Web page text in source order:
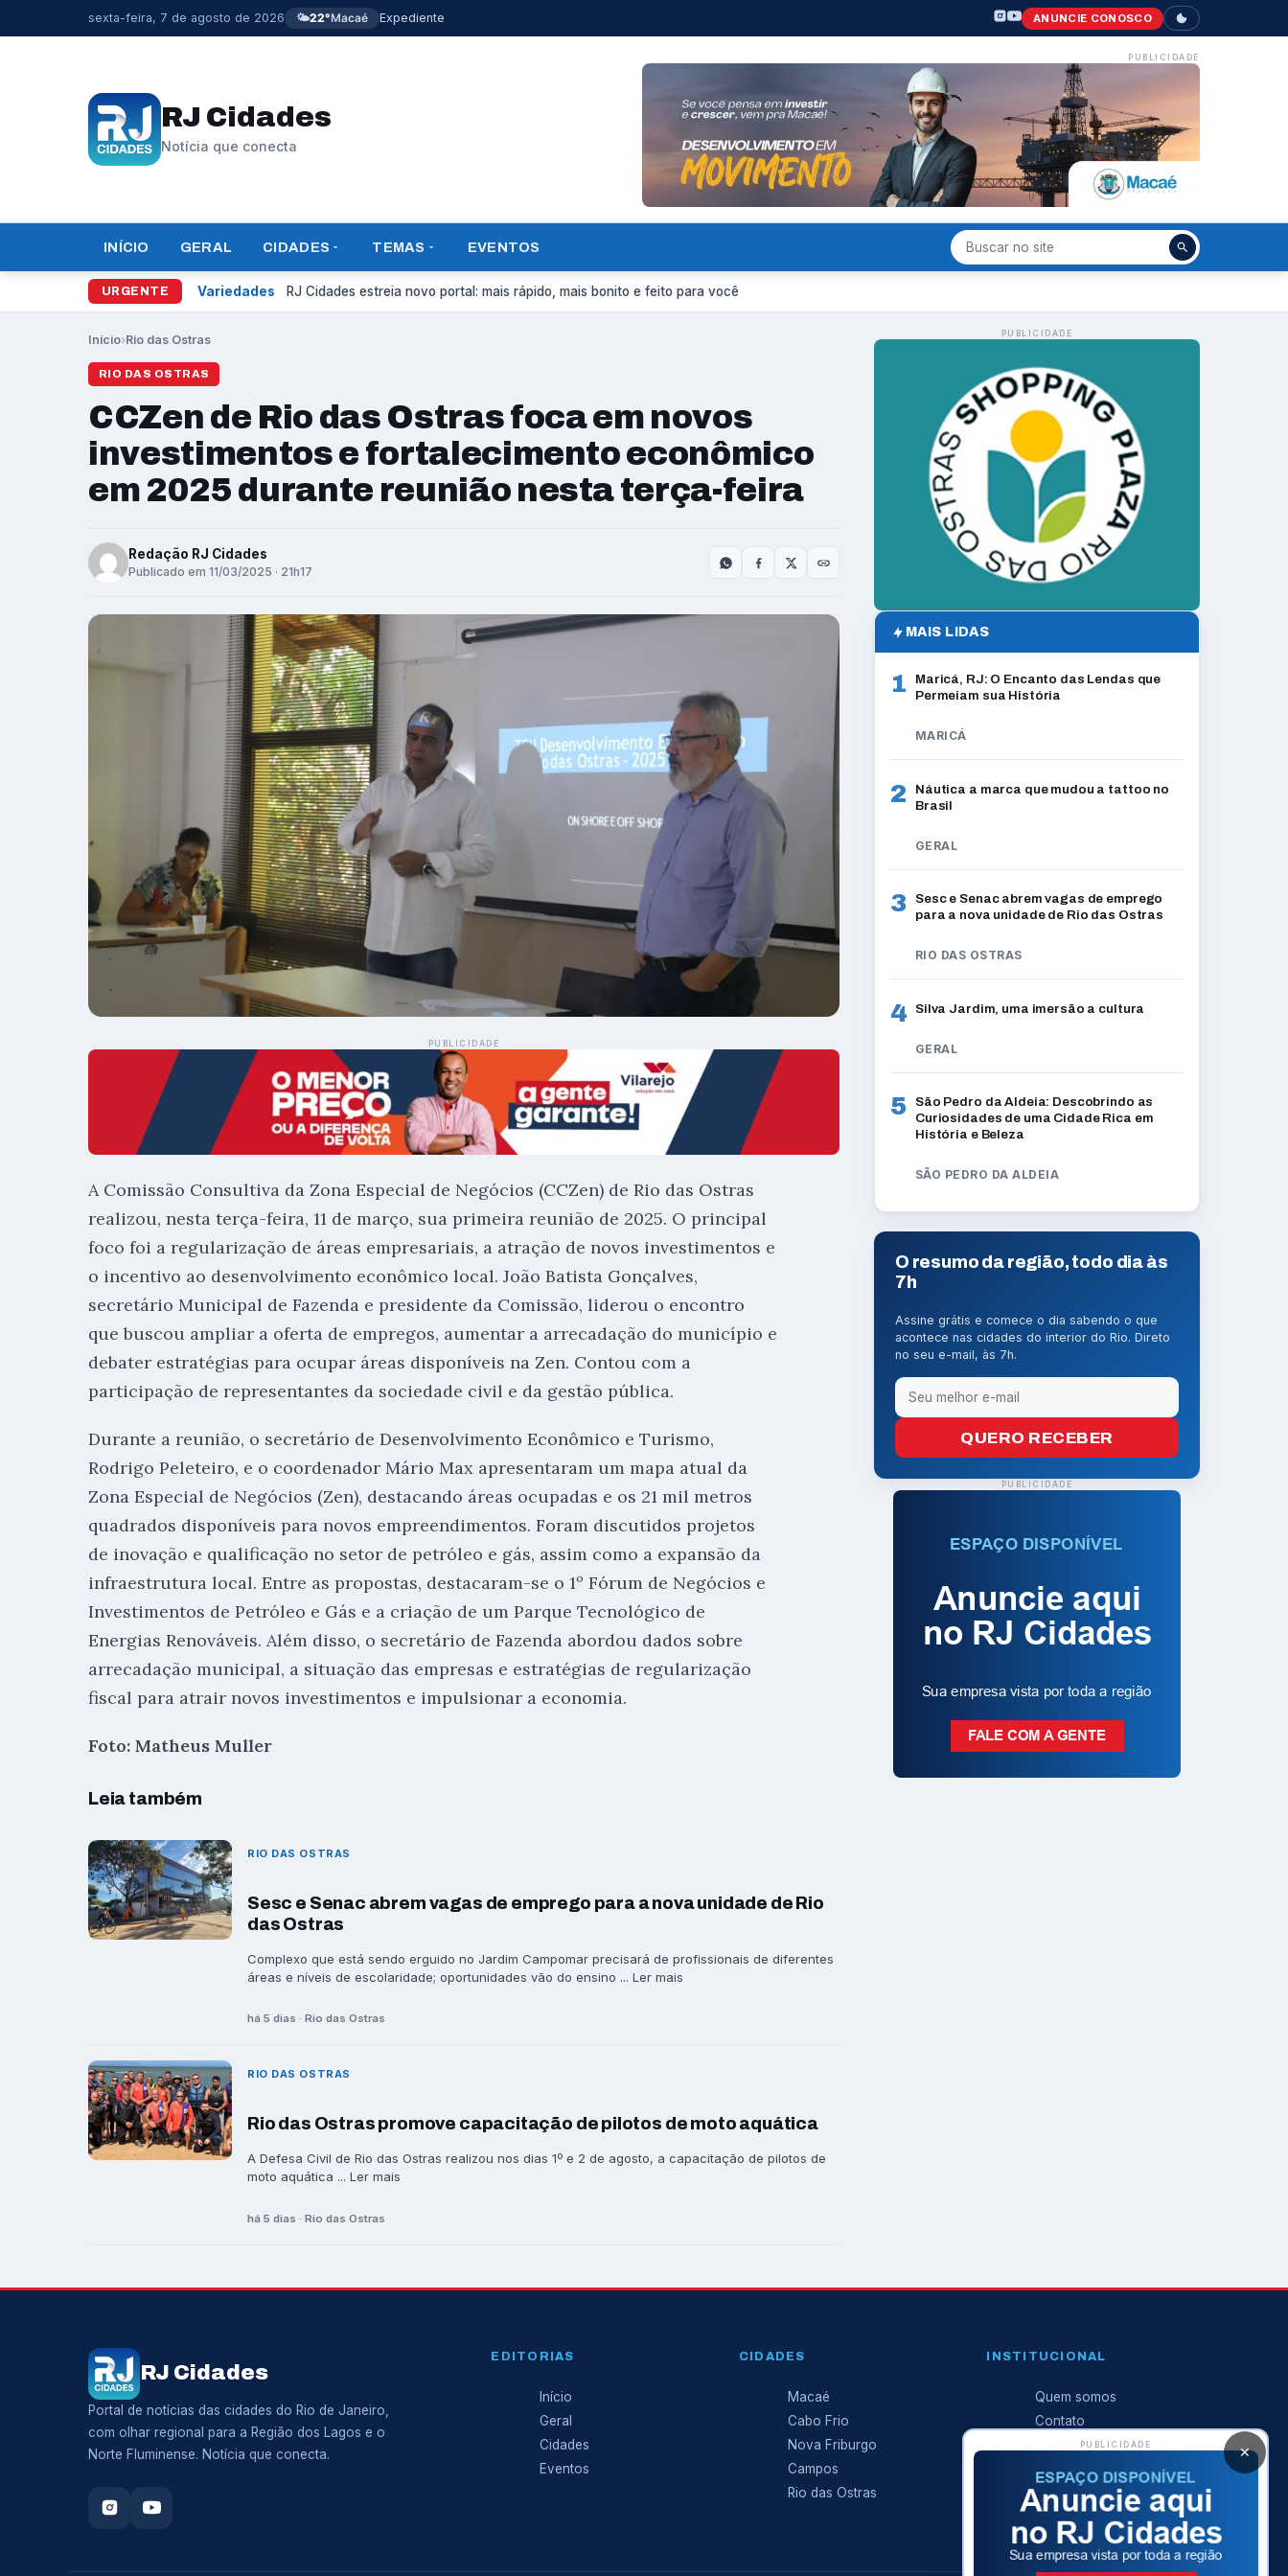
sexta-feira, 7 de agosto de 2026 🌤️22°Macaé Expediente ANUNCIE CONOSCO
RJ Cidades
Notícia que conecta
PUBLICIDADE
INÍCIO GERAL CIDADES TEMAS EVENTOS
URGENTE Variedades RJ Cidades estreia novo portal: mais rápido, mais bonito e feito para você
Início›Rio das Ostras
RIO DAS OSTRAS
CCZen de Rio das Ostras foca em novos
investimentos e fortalecimento econômico
em 2025 durante reunião nesta terça-feira
Redação RJ Cidades
Publicado em 11/03/2025 · 21h17
PUBLICIDADE
A Comissão Consultiva da Zona Especial de Negócios (CCZen) de Rio das Ostras
realizou, nesta terça-feira, 11 de março, sua primeira reunião de 2025. O principal
foco foi a regularização de áreas empresariais, a atração de novos investimentos e
o incentivo ao desenvolvimento econômico local. João Batista Gonçalves,
secretário Municipal de Fazenda e presidente da Comissão, liderou o encontro
que buscou ampliar a oferta de empregos, aumentar a arrecadação do município e
debater estratégias para ocupar áreas disponíveis na Zen. Contou com a
participação de representantes da sociedade civil e da gestão pública.
Durante a reunião, o secretário de Desenvolvimento Econômico e Turismo,
Rodrigo Peleteiro, e o coordenador Mário Max apresentaram um mapa atual da
Zona Especial de Negócios (Zen), destacando áreas ocupadas e os 21 mil metros
quadrados disponíveis para novos empreendimentos. Foram discutidos projetos
de inovação e qualificação no setor de petróleo e gás, assim como a expansão da
infraestrutura local. Entre as propostas, destacaram-se o 1º Fórum de Negócios e
Investimentos de Petróleo e Gás e a criação de um Parque Tecnológico de
Energias Renováveis. Além disso, o secretário de Fazenda abordou dados sobre
arrecadação municipal, a situação das empresas e estratégias de regularização
fiscal para atrair novos investimentos e impulsionar a economia.
Foto: Matheus Muller
Leia também
RIO DAS OSTRAS
Sesc e Senac abrem vagas de emprego para a nova unidade de Rio
das Ostras
Complexo que está sendo erguido no Jardim Campomar precisará de profissionais de diferentes
áreas e níveis de escolaridade; oportunidades vão do ensino ... Ler mais
há 5 dias · Rio das Ostras
RIO DAS OSTRAS
Rio das Ostras promove capacitação de pilotos de moto aquática
A Defesa Civil de Rio das Ostras realizou nos dias 1º e 2 de agosto, a capacitação de pilotos de
moto aquática ... Ler mais
há 5 dias · Rio das Ostras
PUBLICIDADE
MAIS LIDAS
1
Maricá, RJ: O Encanto das Lendas que
Permeiam sua História
MARICÁ
2
Náutica a marca que mudou a tattoo no
Brasil
GERAL
3
Sesc e Senac abrem vagas de emprego
para a nova unidade de Rio das Ostras
RIO DAS OSTRAS
4 Silva Jardim, uma imersão a cultura
GERAL
5
São Pedro da Aldeia: Descobrindo as
Curiosidades de uma Cidade Rica em
História e Beleza
SÃO PEDRO DA ALDEIA
O resumo da região, todo dia às
7h
Assine grátis e comece o dia sabendo o que
acontece nas cidades do interior do Rio. Direto
no seu e-mail, às 7h.
QUERO RECEBER
PUBLICIDADE
RJ Cidades
Portal de notícias das cidades do Rio de Janeiro,
com olhar regional para a Região dos Lagos e o
Norte Fluminense. Notícia que conecta.
EDITORIAS
Início
Geral
Cidades
Eventos
CIDADES
Macaé
Cabo Frio
Nova Friburgo
Campos
Rio das Ostras
INSTITUCIONAL
Quem somos
Contato
Anuncie conosco
Expediente
Política de privacidade
✕
PUBLICIDADE